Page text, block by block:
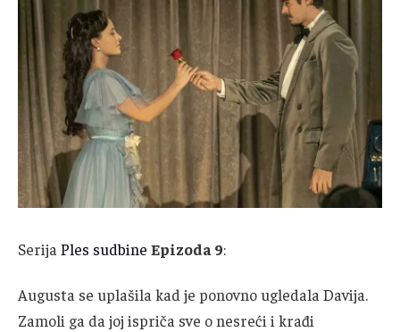
Serija Ples sudbine Epizoda 9:
Augusta se uplašila kad je ponovno ugledala Davija.
Zamoli ga da joj ispriča sve o nesreći i krađi